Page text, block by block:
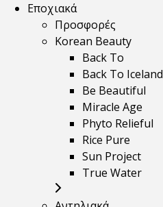
Εποχιακά
Προσφορές
Korean Beauty
Back To
Back To Iceland
Be Beautiful
Miracle Age
Phyto Relieful
Rice Pure
Sun Project
True Water